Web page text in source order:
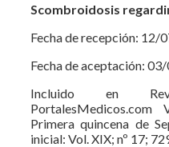
Scombroidosis
Fecha de recepción: 12/
Fecha de aceptación:
Incluido en
Primera quincena de
inicial: Vol. XIX; nº 17;